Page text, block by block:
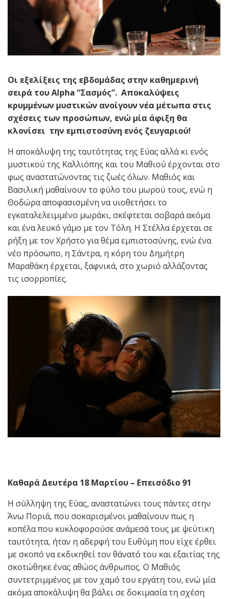
Οι εξελίξεις της εβδομάδας στην καθημερινή
σειρά του Αlpha “Σασμός”. Αποκαλύψεις
κρυμμένων μυστικών ανοίγουν νέα μέτωπα στις
σχέσεις των προσώπων, ενώ μία άφιξη θα
κλονίσει την εμπιστοσύνη ενός ζευγαριού!
Η αποκάλυψη της ταυτότητας της Εύας αλλά κι ενός
μυστικού της Καλλιόπης και του Μαθιού έρχονται στο
φως αναστατώνοντας τις ζωές όλων. Μαθιός και
Βασιλική μαθαίνουν το φύλο του μωρού τους, ενώ η
Θοδώρα αποφασισμένη να υιοθετήσει το
εγκαταλελειμμένο μωράκι, σκέφτεται σοβαρά ακόμα
και ένα λευκό γάμο με τον Τόλη. Η Στέλλα έρχεται σε
ρήξη με τον Χρήστο για θέμα εμπιστοσύνης, ενώ ένα
νέο πρόσωπο, η Σάντρα, η κόρη του Δημήτρη
Μαραθάκη έρχεται, ξαφνικά, στο χωριό αλλάζοντας
τις ισορροπίες.
Καθαρά Δευτέρα 18 Μαρτίου – Επεισόδιο 91
Η σύλληψη της Εύας, αναστατώνει τους πάντες στην
Άνω Ποριά, που σοκαρισμένοι μαθαίνουν πως η
κοπέλα που κυκλοφορούσε ανάμεσά τους με ψεύτικη
ταυτότητα, ήταν η αδερφή του Ευθύμη που είχε έρθει
με σκοπό να εκδικηθεί τον θάνατό του και εξαιτίας της
σκοτώθηκε ένας αθώος άνθρωπος. Ο Μαθιός
συντετριμμένος με τον χαμό του εργάτη του, ενώ μία
ακόμα αποκάλυψη θα βάλει σε δοκιμασία τη σχέση